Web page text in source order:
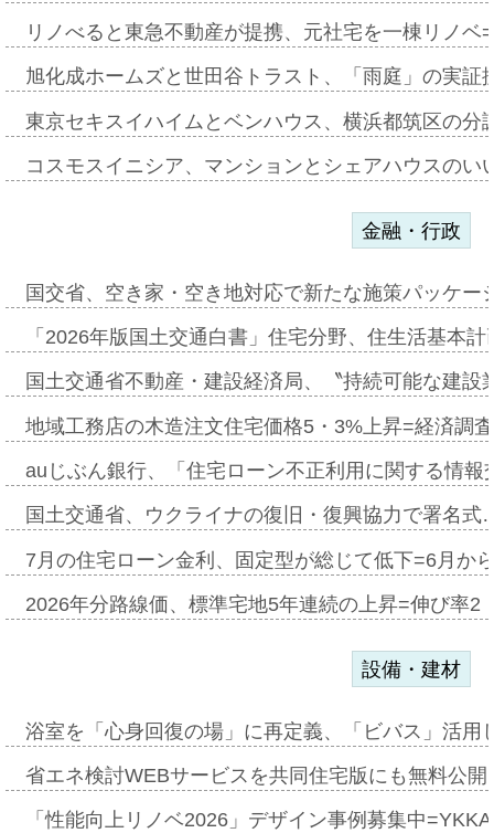
リノべると東急不動産が提携、元社宅を一棟リノ
旭化成ホームズと世田谷トラスト、「雨庭」の実
東京セキスイハイムとベンハウス、横浜都筑区の
コスモスイニシア、マンションとシェアハウスの
金融・行政
国交省、空き家・空き地対応で新たな施策パッケ
「2026年版国土交通白書」住宅分野、住生活基本
国土交通省不動産・建設経済局、〝持続可能な建
地域工務店の木造注文住宅価格5・3%上昇=経済調
auじぶん銀行、「住宅ローン不正利用に関する情
国土交通省、ウクライナの復旧・復興協力で署名
7月の住宅ローン金利、固定型が総じて低下=6月か
2026年分路線価、標準宅地5年連続の上昇=伸び率
設備・建材
浴室を「心身回復の場」に再定義、「ビバス」活
省エネ検討WEBサービスを共同住宅版にも無料公
「性能向上リノベ2026」デザイン事例募集中